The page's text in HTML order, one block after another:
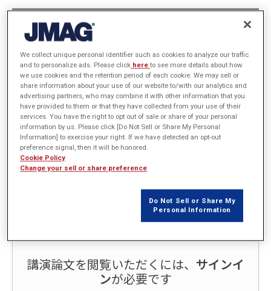
長岡モーターディベロップメント株式会社
佐藤 大介
/ 長岡技術科学大学
日下 佳祐、楠居 琳太郎、伊東 淳一
概要
12個の送電コイルと受電コイルから構成される22kW非接触給電シス
テムの開発を行った。提案システムではソレノイドコイルを対向配置
ではJMAG-Designerを活用したコイルの設計方法と実測値と解析値の
講演論文を閲覧いただくには、 サインイ
ンが必要です
We collect unique personal identifier such as cookies to analyze our traffic
and to personalize ads. Please click hereto see more details about how
we use cookies and the retention period of each cookie. We may sell or
share information about your use of our website to/with our analytics and
advertising partners, who may combine it with other information that you
have provided to them or that they have collected from your use of their
services. You have the right to opt out of sale or share of your personal
information by us. Please click [Do Not Sell or Share My Personal
Information] to exercise your right. If we have detected an opt-out
preference signal, then it will be honored.
Cookie Policy
Change your sell or share preference
Do Not Sell or Share My
Personal Information